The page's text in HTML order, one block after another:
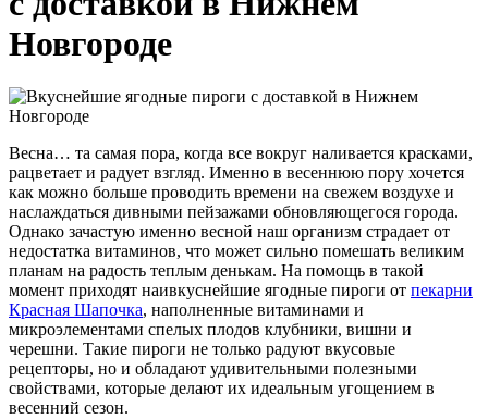
Новгороде
Весна… та самая пора, когда все вокруг наливается красками,
рацветает и радует взгляд. Именно в весеннюю пору хочется
как можно больше проводить времени на свежем воздухе и
наслаждаться дивными пейзажами обновляющегося города.
Однако зачастую именно весной наш организм страдает от
недостатка витаминов, что может сильно помешать великим
планам на радость теплым денькам. На помощь в такой
момент приходят наивкуснейшие ягодные пироги от пекарни
Красная Шапочка, наполненные витаминами и
микроэлементами спелых плодов клубники, вишни и
черешни. Такие пироги не только радуют вкусовые
рецепторы, но и обладают удивительными полезными
свойствами, которые делают их идеальным угощением в
весенний сезон.